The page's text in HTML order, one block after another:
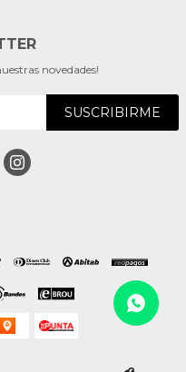
novedades!
SUSCRIBIRME
